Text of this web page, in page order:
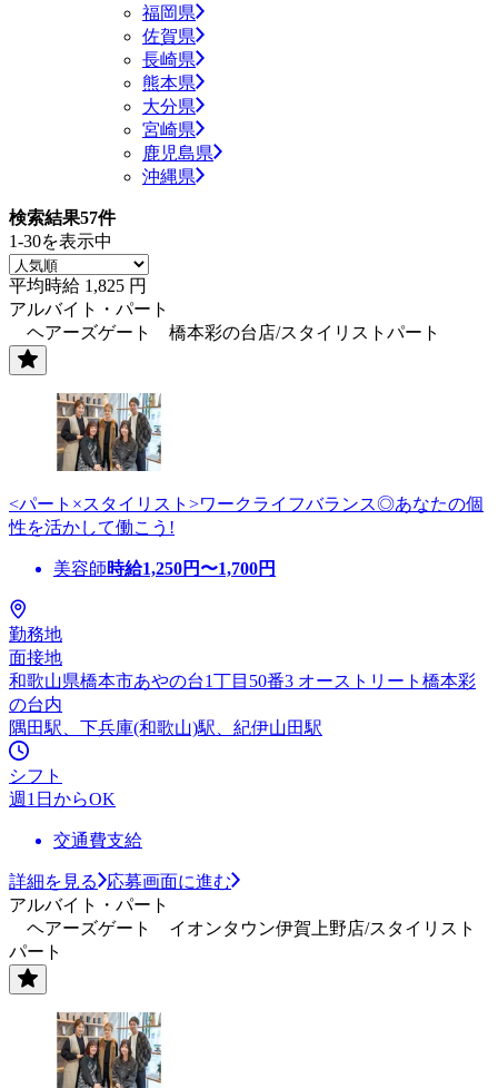
福岡県
佐賀県
長崎県
熊本県
大分県
宮崎県
鹿児島県
沖縄県
検索結果57件
1-30を表示中
平均時給 1,825 円
アルバイト・パート
ヘアーズゲート 橋本彩の台店/スタイリストパート
<パート×スタイリスト>ワークライフバランス◎あなたの個
性を活かして働こう!
美容師時給1,250円〜1,700円
勤務地
面接地
和歌山県橋本市あやの台1丁目50番3 オーストリート橋本彩
の台内
隅田駅、下兵庫(和歌山)駅、紀伊山田駅
シフト
週1日からOK
交通費支給
詳細を見る
応募画面に進む
アルバイト・パート
ヘアーズゲート イオンタウン伊賀上野店/スタイリスト
パート